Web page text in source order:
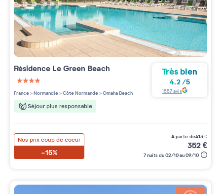
Résidence Le Green Beach
4 étoiles sur 5
France>Normandie>Côte Normande>Omaha Beach
Séjour plus responsable
Très bien
4.2/5
1557avis
Nos prix coup de coeur
-15%
à partir de413€
352€
7 nuits du 02/10 au 09/10